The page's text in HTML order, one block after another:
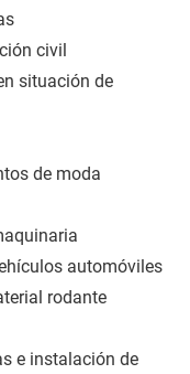
civil
situación de
de moda
automóviles
rodante
e instalación de